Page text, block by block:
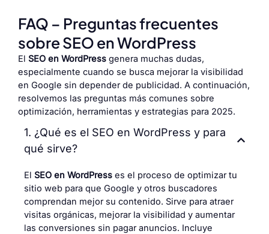
FAQ – Preguntas frecuentes
sobre SEO en WordPress
El SEO en WordPress genera muchas dudas,
especialmente cuando se busca mejorar la visibilidad
en Google sin depender de publicidad. A continuación,
resolvemos las preguntas más comunes sobre
optimización, herramientas y estrategias para 2025.
1. ¿Qué es el SEO en WordPress y para
qué sirve?
El SEO en WordPress es el proceso de optimizar tu
sitio web para que Google y otros buscadores
comprendan mejor su contenido. Sirve para atraer
visitas orgánicas, mejorar la visibilidad y aumentar
las conversiones sin pagar anuncios. Incluye